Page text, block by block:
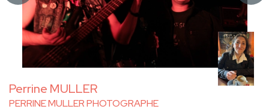
Perrine MULLER
PERRINE MULLER PHOTOGRAPHE